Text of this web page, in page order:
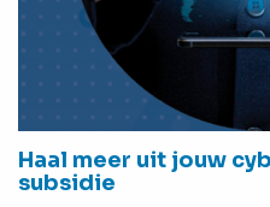
Haal meer uit jouw
subsidie